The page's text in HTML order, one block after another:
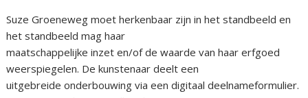
Suze Groeneweg moet herkenbaar zijn in het standbeeld en
het standbeeld mag haar
maatschappelijke inzet en/of de waarde van haar erfgoed
weerspiegelen. De kunstenaar deelt een
uitgebreide onderbouwing via een digitaal deelnameformulier.